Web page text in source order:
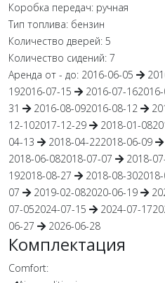
Коробка передач: ручная
Тип топлива: бензин
Количество дверей: 5
Количество сидений: 7
Аренда от - до: 2016-06-05
192016-07-15 2016-07-16
31
2016-08-092016-08-12
12-102017-12-29 2018-01-08
04-13
2018-04-222018-06-09
2018-06-082018-07-07 2018-
192018-08-27 2018-08-30
07
2019-02-082020-06-19
07-052024-07-15 2024-07-17
06-27
2026-06-28
Комплектация
Comfort: